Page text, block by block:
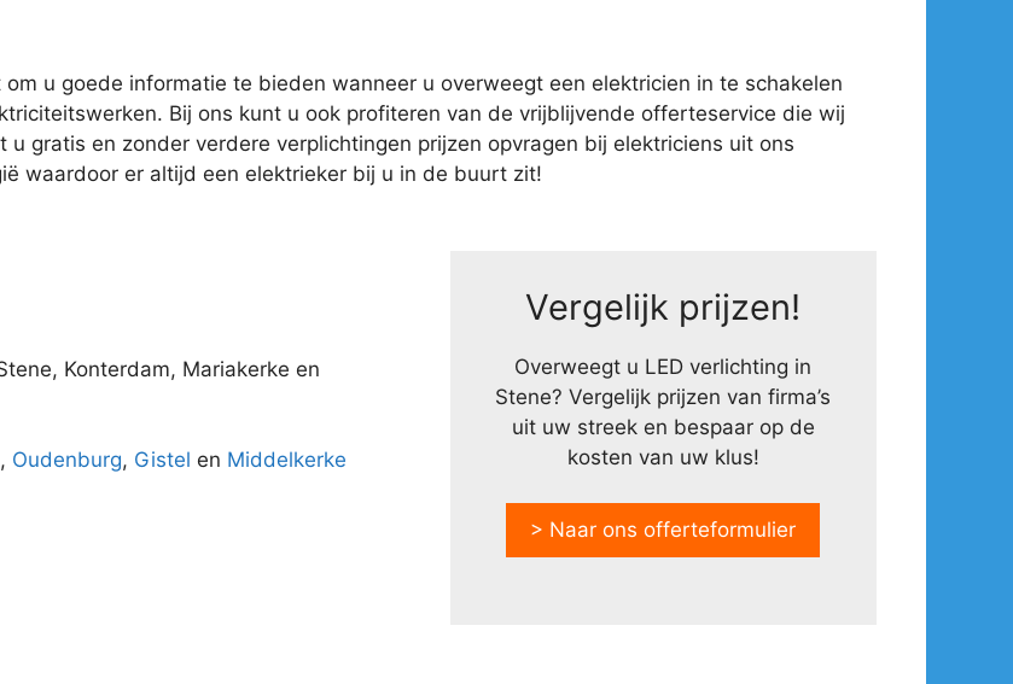
u goede informatie te bieden wanneer u overweegt een elektricien in te schakelen
Bij ons kunt u ook profiteren van de vrijblijvende offerteservice die wij
gratis en zonder verdere verplichtingen prijzen opvragen bij elektriciens uit ons
waardoor er altijd een elektrieker bij u in de buurt zit!
Konterdam, Mariakerke en
, Oudenburg, Gistel en Middelkerke
Vergelijk prijzen!
Overweegt u LED verlichting in
Stene? Vergelijk prijzen van firma’s
uit uw streek en bespaar op de
kosten van uw klus!
> Naar ons offerteformulier